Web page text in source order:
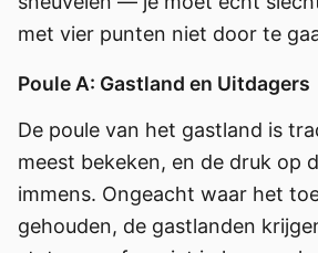
met vier punten niet door te
Poule A: Gastland en Uitdagers
De poule van het gastland is
meest bekeken, en de druk op
immens. Ongeacht waar het
gehouden, de gastlanden